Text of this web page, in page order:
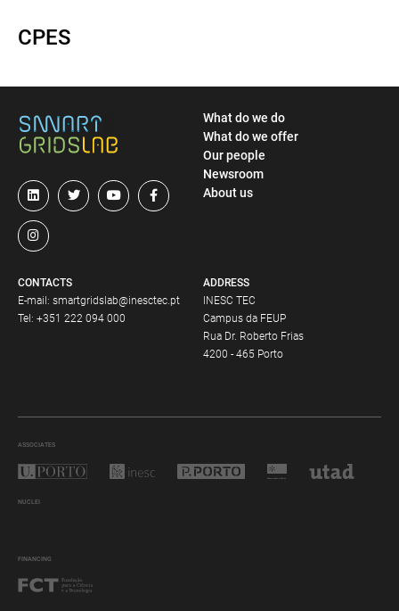
CPES
ADDRESS
INESC TEC
Campus da FEUP
Rua Dr. Roberto Frias
4200 - 465 Porto
CONTACTS
E-mail: smartgridslab@inesctec.pt
Tel: +351 222 094 000
What do we do
What do we offer
Our people
Newsroom
About us
ASSOCIATES
NUCLEI
FINANCING